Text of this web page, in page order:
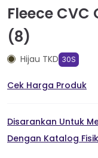
Fleece CVC
(8)
Hijau TKD 30S
Cek Harga Produk
Disarankan Untuk
Dengan Katalog Fisik